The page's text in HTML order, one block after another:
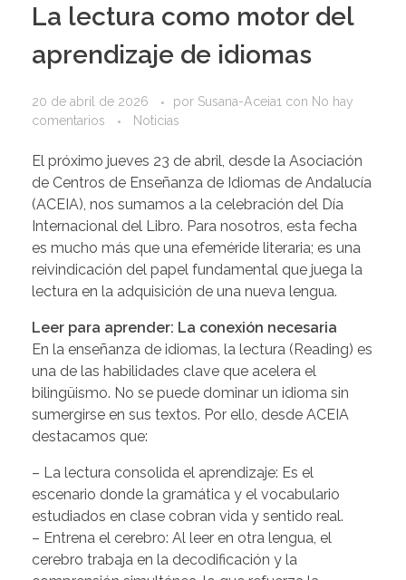
La lectura como motor del
aprendizaje de idiomas
20 de abril de 2026 por Susana-Aceia1 con No hay
comentarios
Noticias
El próximo jueves 23 de abril, desde la Asociación
de Centros de Enseñanza de Idiomas de Andalucía
(ACEIA), nos sumamos a la celebración del Día
Internacional del Libro. Para nosotros, esta fecha
es mucho más que una efeméride literaria; es una
reivindicación del papel fundamental que juega la
lectura en la adquisición de una nueva lengua.
Leer para aprender: La conexión necesaria
En la enseñanza de idiomas, la lectura (Reading) es
una de las habilidades clave que acelera el
bilingüismo. No se puede dominar un idioma sin
sumergirse en sus textos. Por ello, desde ACEIA
destacamos que:
– La lectura consolida el aprendizaje: Es el
escenario donde la gramática y el vocabulario
estudiados en clase cobran vida y sentido real.
– Entrena el cerebro: Al leer en otra lengua, el
cerebro trabaja en la decodificación y la